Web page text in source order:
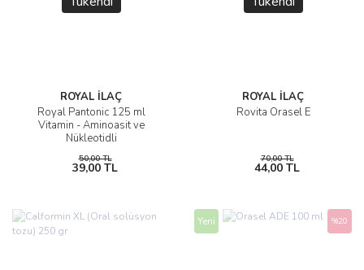
ROYAL İLAÇ
Royal Pantonic 125 ml
Vitamin - Aminoasit ve
Nükleotidli
50,00 TL
39,00 TL
ROYAL İLAÇ
Rovita Orasel E
70,00 TL
44,00 TL
Yeni %20